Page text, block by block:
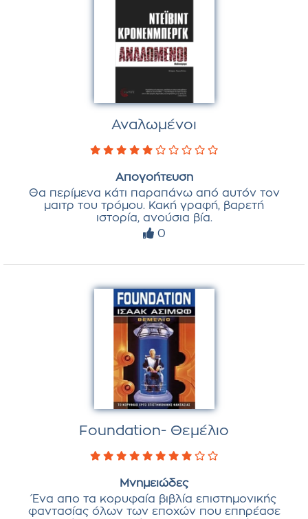
Αναλωμένοι
Απογοήτευση
Θα περίμενα κάτι παραπάνω από αυτόν τον
μαιτρ του τρόμου. Κακή γραφή, βαρετή
ιστορία, ανούσια βία.
0
Foundation- Θεμέλιο
Μνημειώδες
Ένα απο τα κορυφαία βιβλία επιστημονικής
φαντασίας όλων των εποχών που επηρέασε